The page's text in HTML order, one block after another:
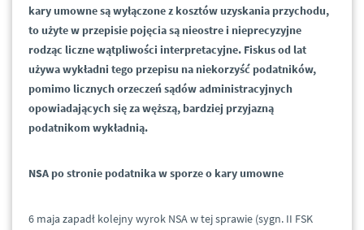
kary umowne są wyłączone z kosztów uzyskania przychodu,
to użyte w przepisie pojęcia są nieostre i nieprecyzyjne
rodząc liczne wątpliwości interpretacyjne. Fiskus od lat
używa wykładni tego przepisu na niekorzyść podatników,
pomimo licznych orzeczeń sądów administracyjnych
opowiadających się za węższą, bardziej przyjazną
podatnikom wykładnią.
NSA po stronie podatnika w sporze o kary umowne
6 maja zapadł kolejny wyrok NSA w tej sprawie (sygn. II FSK